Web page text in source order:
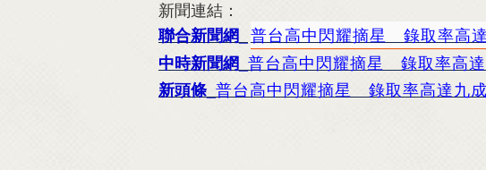
新聞連結：
聯合新聞網_
普台高中閃耀摘星 錄取率高
中時新聞網_ 普台高中閃耀摘星 錄取率高
新頭條_ 普台高中閃耀摘星 錄取率高達九